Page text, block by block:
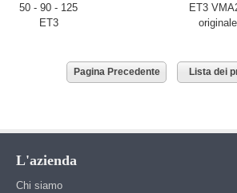
50 - 90 - 125
ET3
ET3
originale
Pagina Precedente Lista dei
L'azienda
Chi siamo